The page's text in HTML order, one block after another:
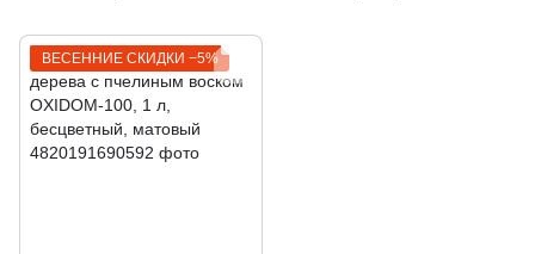
ВЕСЕННИЕ СКИДКИ −5%